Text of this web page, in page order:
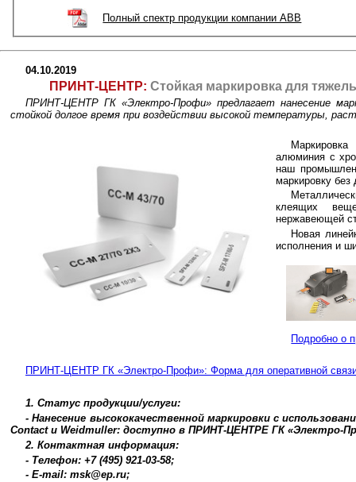
Полный спектр продукции компании ABB
04.10.2019
ПРИНТ-ЦЕНТР: Стойкая маркировка для
ПРИНТ-ЦЕНТР ГК «Электро-Профи» предлагает нанесение
стойкой долгое время при воздействии высокой температуры,
Маркировка
алюминия с
наш
маркировку без
клеящих
нержавеющей
Новая
исполнения и
Подробно о
ПРИНТ-ЦЕНТР ГК «Электро-Профи»: Форма для оперативной
1. Статус продукции/услуги:
- Нанесение высококачественной маркировки с
Contact и Weidmuller: доступно в ПРИНТ-ЦЕНТРЕ ГК «Электро-
2. Контактная информация:
- Телефон: +7 (495) 921-03-58;
- E-mail: msk@ep.ru;